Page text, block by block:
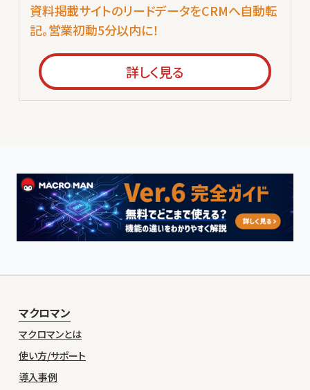
資料掲載サイトのリードデータをCRMへ自動転
記。営業初動5分以内に！
詳しく見る
マクロマン
マクロマンとは
使い方/サポート
導入事例